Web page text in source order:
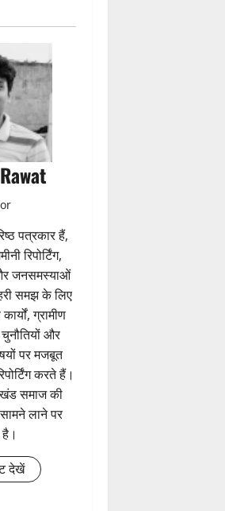
पत्रकार हैं,
रिपोर्टिंग,
जनसमस्याओं
समझ के लिए
ग्रामीण
चुनौतियों और
पर मजबूत
करते हैं।
समाज की
लाने पर
देखें